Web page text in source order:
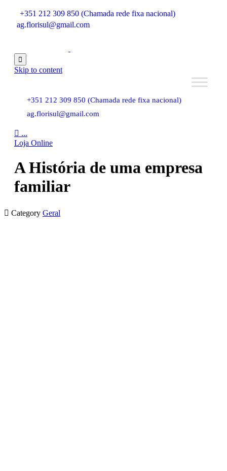
+351 212 309 850 (Chamada rede fixa nacional)
ag.florisul@gmail.com

Skip to content
+351 212 309 850 (Chamada rede fixa nacional)
ag.florisul@gmail.com
 ...
Loja Online
A História de uma empresa
familiar
 Category Geral